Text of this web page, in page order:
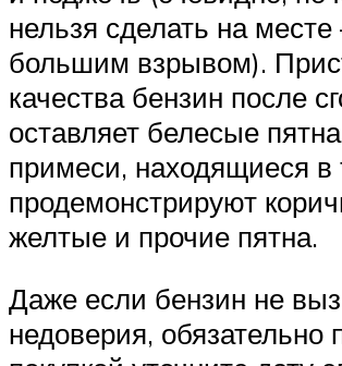
нельзя сделать на месте
большим взрывом).
качества бензин после
оставляет белесые
примеси, находящиеся в
продемонстрируют
желтые и прочие пятна.
Даже если бензин не
недоверия, обязательно